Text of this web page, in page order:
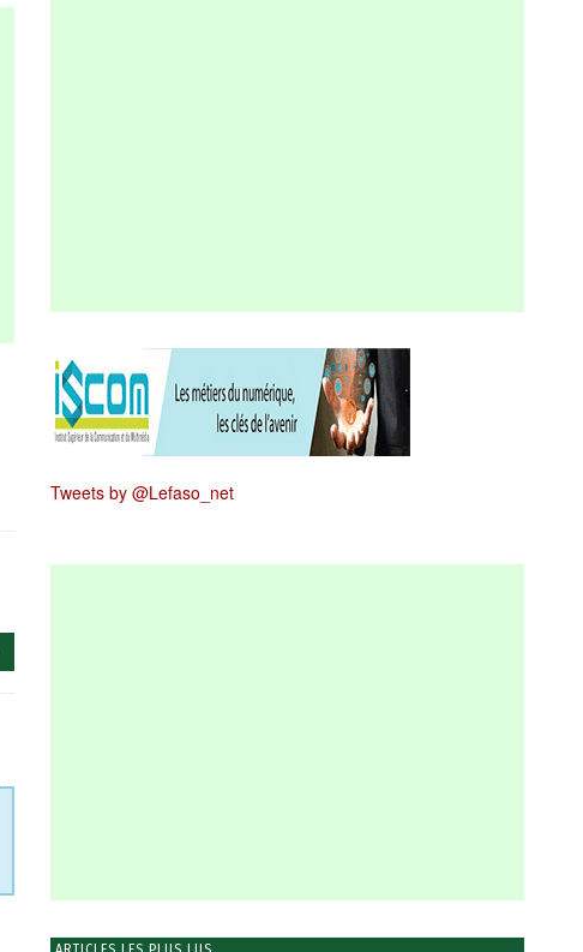
Tweets by @Lefaso_net